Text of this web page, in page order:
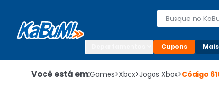
Buscar
Cupons
Você está em:Games>Xbox>Jogos Xbox>Código